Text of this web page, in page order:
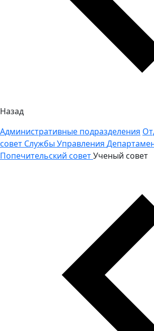
Назад
Административные подразделения
совет Службы Управления
Попечительский советУченый совет